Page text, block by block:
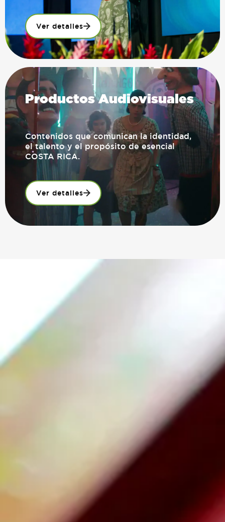
Ver detalles
Productos Audiovisuales
Contenidos que comunican la identidad,
el talento y el propósito de esencial
COSTA RICA.
Ver detalles